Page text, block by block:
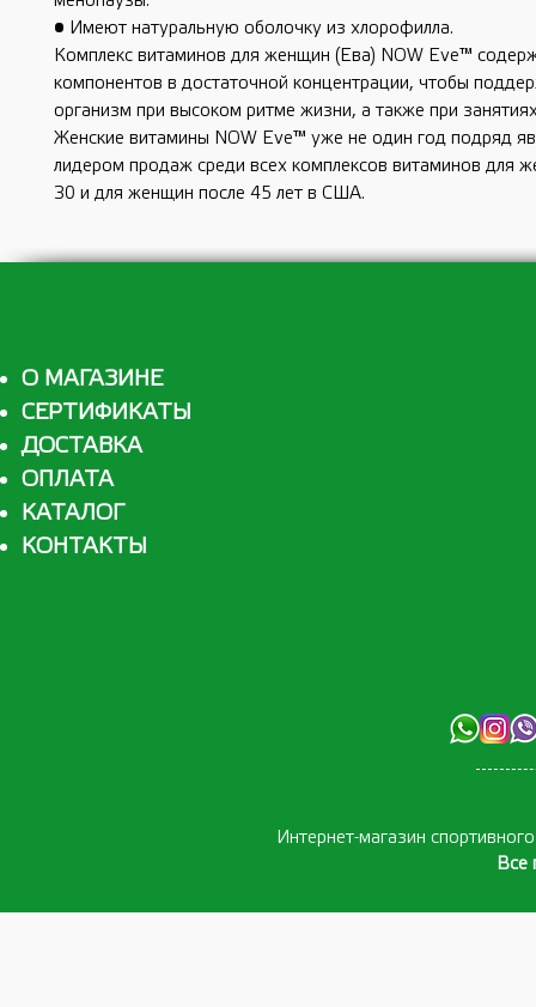
• Имеют натуральную оболочку из хлорофилла.
Комплекс витаминов для женщин (Ева) NOW Eve™
компонентов в достаточной концентрации, чтобы
организм при высоком ритме жизни, а также при
Женские витамины NOW Eve™ уже не один год подряд
лидером продаж среди всех комплексов витаминов для
30 и для женщин после 45 лет в США.
О МАГАЗИНЕ
СЕРТИФИКАТЫ
ДОСТАВКА
ОПЛАТА
КАТАЛОГ
КОНТАКТЫ
Интернет-магазин
Все